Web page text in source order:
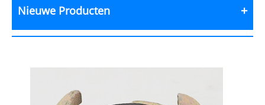
Nieuwe Producten